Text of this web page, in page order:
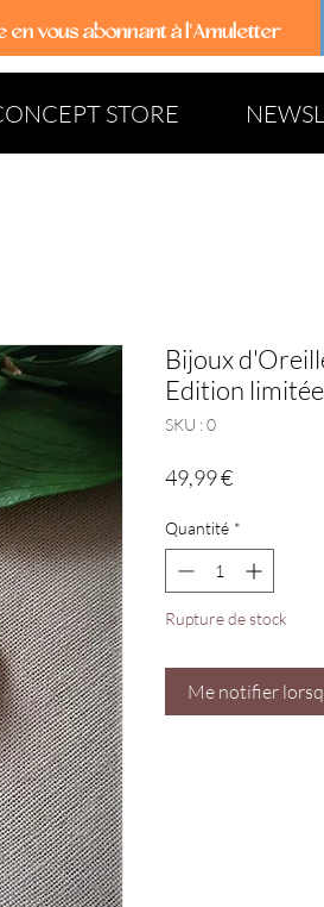
en vous abonnant à l'Amuletter
STORE
Bijoux
Edition limitée
SKU : 0
49,99 €Prix
Quantité *
Rupture de stock
Me notifier